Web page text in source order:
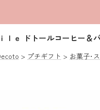
ｌｅ ドトールコーヒー＆
プチギフト お菓子･